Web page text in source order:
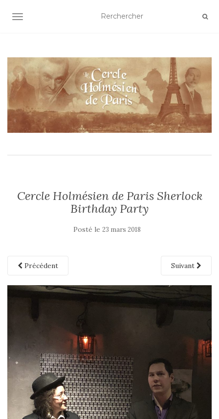
AFFICHER/MASQUER LA NAVIGATION
Cercle Holmésien de Paris Sherlock
Birthday Party
Posté le 23 mars 2018
Précédent Suivant